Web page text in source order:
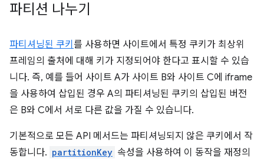
파티션 나누기
파티셔닝된 쿠키 를 사용하면 사이트에서 특정 쿠키가 최상위
프레임의 출처에 대해 키가 지정되어야 한다고 표시할 수 있습
니다. 즉, 예를 들어 사이트 A가 사이트 B와 사이트 C에 iframe
을 사용하여 삽입된 경우 A의 파티셔닝된 쿠키의 삽입된 버전
은 B와 C에서 서로 다른 값을 가질 수 있습니다.
기본적으로 모든 API 메서드는 파티셔닝되지 않은 쿠키에서 작
동합니다. partitionKey 속성을 사용하여 이 동작을 재정의